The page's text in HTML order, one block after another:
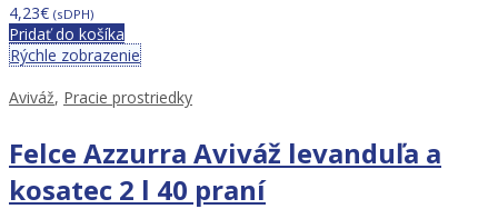
4,23€ (sDPH)
Pridať do košíka
Rýchle zobrazenie
Aviváž, Pracie prostriedky
Felce Azzurra Aviváž levanduľa a
kosatec 2 l 40 praní